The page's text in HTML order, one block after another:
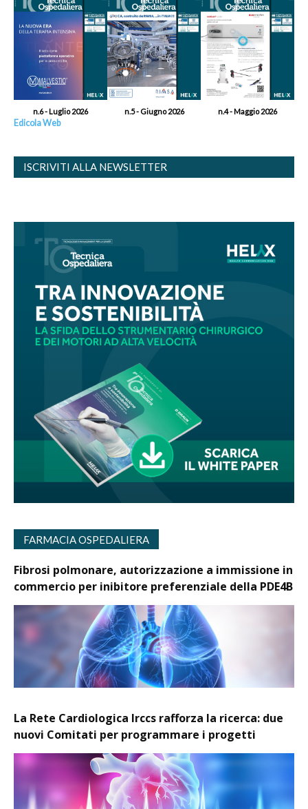
n.6 - Luglio 2026 n.5 - Giugno 2026 n.4 - Maggio 2026
Edicola Web
ISCRIVITI ALLA NEWSLETTER
FARMACIA OSPEDALIERA
Fibrosi polmonare, autorizzazione a immissione in
commercio per inibitore preferenziale della PDE4B
La Rete Cardiologica Irccs rafforza la ricerca: due
nuovi Comitati per programmare i progetti